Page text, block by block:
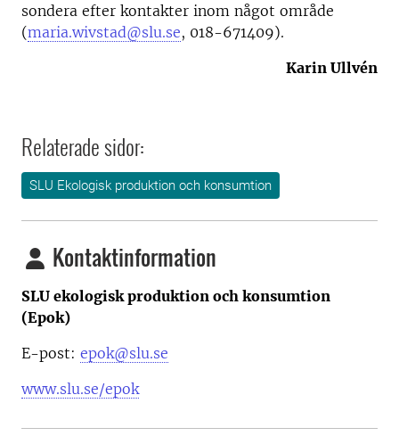
sondera efter kontakter inom något område
(maria.wivstad@slu.se, 018-671409).
Karin Ullvén
Relaterade sidor:
SLU Ekologisk produktion och konsumtion
Kontaktinformation
SLU ekologisk produktion och konsumtion
(Epok)
E-post: epok@slu.se
www.slu.se/epok